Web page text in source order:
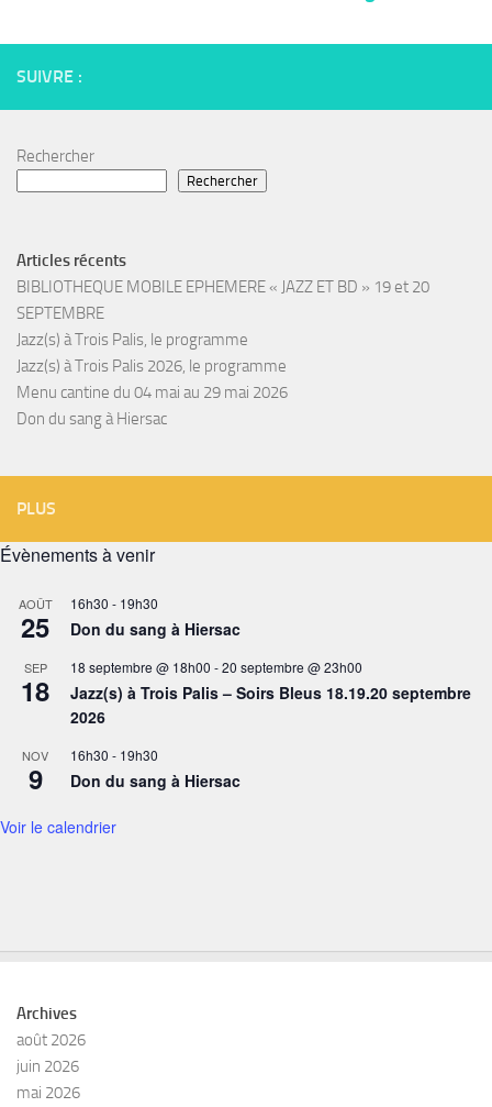
SUIVRE :
Rechercher
Rechercher
Articles récents
BIBLIOTHEQUE MOBILE EPHEMERE « JAZZ ET BD » 19 et 20
SEPTEMBRE
Jazz(s) à Trois Palis, le programme
Jazz(s) à Trois Palis 2026, le programme
Menu cantine du 04 mai au 29 mai 2026
Don du sang à Hiersac
PLUS
Évènements à venir
AOÛT
25
16h30 - 19h30
Don du sang à Hiersac
SEP
18
18 septembre @ 18h00 -20 septembre @ 23h00
Jazz(s) à Trois Palis – Soirs Bleus 18.19.20 septembre
2026
NOV
9
16h30 - 19h30
Don du sang à Hiersac
Voir le calendrier
Archives
août 2026
juin 2026
mai 2026